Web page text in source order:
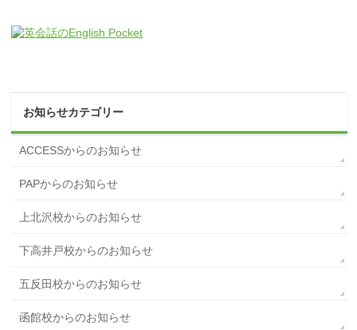
お知らせカテゴリー
ACCESSからのお知らせ
PAPからのお知らせ
上北沢校からのお知らせ
下高井戸校からのお知らせ
五反田校からのお知らせ
函館校からのお知らせ